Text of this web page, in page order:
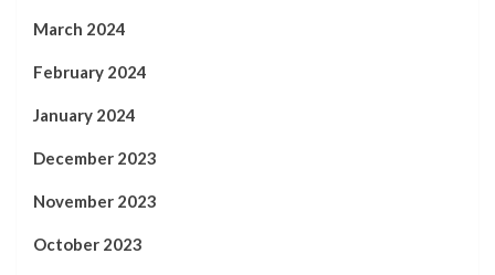
March 2024
February 2024
January 2024
December 2023
November 2023
October 2023